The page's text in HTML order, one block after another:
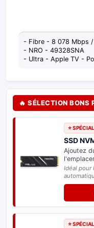
- Fibre - 8 078 Mbps
- NRO - 49328SNA
- Ultra - Apple TV -
🔥 SÉLECTION BONS
⭐
SSD
Ajoutez
Idéal pour
⭐